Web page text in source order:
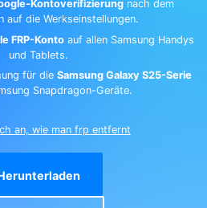
Kontoverifizierung nach dem
auf die Werkseinstellungen.
FRP-Kontoauf allen Samsung Handys
und Tablets.
für dieSamsung Galaxy S25-Serie
Snapdragon-Geräte.
an, wie man frp entfernt